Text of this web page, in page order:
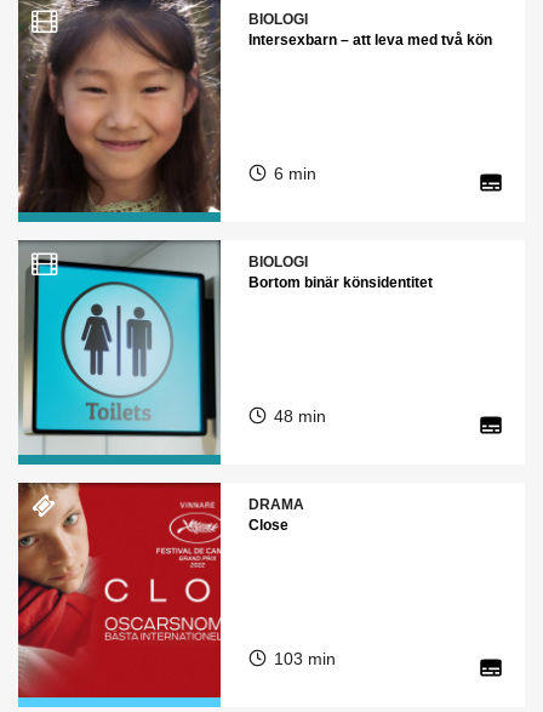
BIOLOGI
Intersexbarn – att leva med två kön
6 min
BIOLOGI
Bortom binär könsidentitet
48 min
DRAMA
Close
103 min